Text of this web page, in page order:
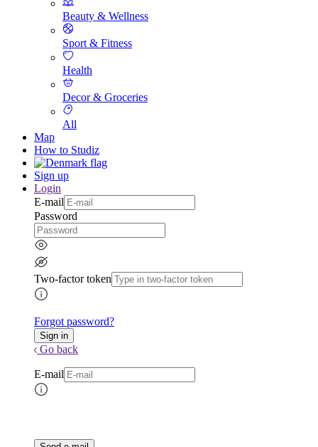
Beauty & Wellness
Sport & Fitness
Health
Decor & Groceries
All
Map
How to Studiz
Sign up
Login
E-mail
Password
Two-factor token
Forgot password?
Go back
E-mail